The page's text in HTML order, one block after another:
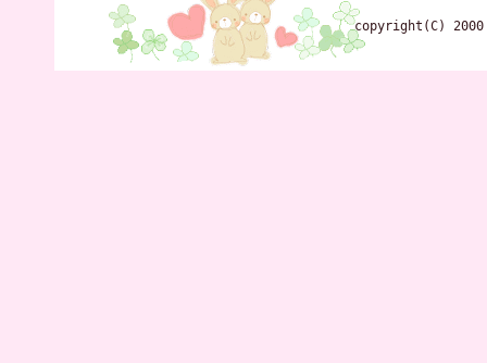
copyright(C) 2000